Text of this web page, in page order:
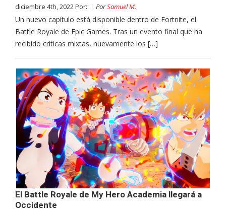
diciembre 4th, 2022 Por: PorSamuel M.
Un nuevo capítulo está disponible dentro de Fortnite, el
Battle Royale de Epic Games. Tras un evento final que ha
recibido críticas mixtas, nuevamente los […]
El Battle Royale de My Hero Academia llegará a
Occidente